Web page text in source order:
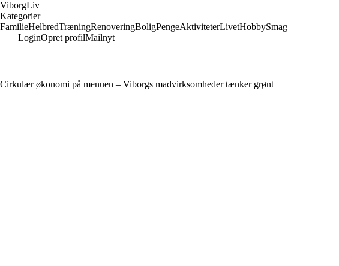
ViborgLiv
Kategorier
FamilieHelbredTræningRenoveringBoligPengeAktiviteterLivetHobbySmag
LoginOpret profilMailnyt
Cirkulær økonomi på menuen – Viborgs madvirksomheder tænker grønt